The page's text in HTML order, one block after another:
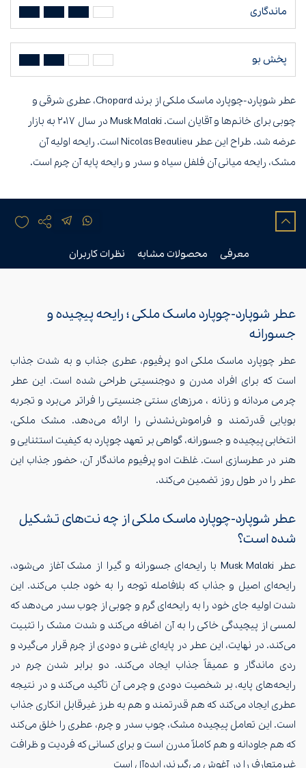
ماندگاری
پخش بو
عطر شوپارد-چوپارد ماسک ملکی از برند Chopard، عطری شرقی و
چوبی برای خانم‌ها و آقایان است. Musk Malaki در سال ۲۰۱۷ به بازار
عرضه شد. طراح این عطر Nicolas Beaulieu است. رایحه اولیه آن
مشک، رایحه میانی آن فلفل سیاه و سدر و رایحه پایه آن چرم است.
معرفی محصولات مشابه نظرات کاربران
عطر شوپارد-چوپارد ماسک ملکی ؛ رایحه پیچیده و
جسورانه
عطر چوپارد ماسک ملکی ادو پرفیوم، عطری جذاب و به شدت جذاب
است که برای افراد مدرن و دوجنسیتی طراحی شده است. این عطر
چرمی مردانه و زنانه ، مرزهای سنتی جنسیتی را فراتر می‌برد و تجربه
بویایی قدرتمند و فراموش‌نشدنی را ارائه می‌دهد. مشک ملکی،
انتخابی پیچیده و جسورانه، گواهی بر تعهد چوپارد به کیفیت استثنایی و
هنر در عطرسازی است. غلظت ادو پرفیوم ماندگار آن، حضور جذاب این
عطر را در طول روز تضمین می‌کند.
عطر شوپارد-چوپارد ماسک ملکی از چه نت‌های تشکیل
شده است؟
عطر Musk Malaki با رایحه‌ای جسورانه و گیرا از مشک آغاز می‌شود،
رایحه‌ای اصیل و جذاب که بلافاصله توجه را به خود جلب می‌کند. این
شدت اولیه جای خود را به رایحه‌ای گرم و چوبی از چوب سدر می‌دهد که
لمسی از پیچیدگی خاکی را به آن اضافه می‌کند و شدت مشک را تثبیت
می‌کند. در نهایت، این عطر در پایه‌ای غنی و دودی از چرم قرار می‌گیرد و
ردی ماندگار و عمیقاً جذاب ایجاد می‌کند. دو برابر شدن چرم در
رایحه‌های پایه، بر شخصیت دودی و چرمی آن تأکید می‌کند و در نتیجه
عطری ایجاد می‌کند که هم قدرتمند و هم به طرز غیرقابل انکاری جذاب
است. این تعامل پیچیده مشک، چوب سدر و چرم، عطری را خلق می‌کند
که هم جاودانه و هم کاملاً مدرن است و برای کسانی که فردیت و ظرافت
غیرمتعارف را در آغوش می‌گیرند، ایده‌آل است